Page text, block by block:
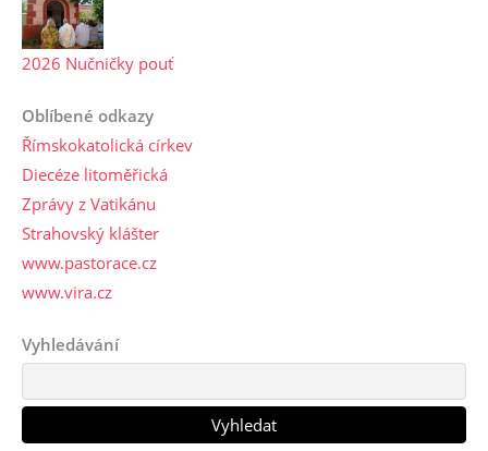
2026 Nučničky pouť
Oblíbené odkazy
Římskokatolická církev
Diecéze litoměřická
Zprávy z Vatikánu
Strahovský klášter
www.pastorace.cz
www.vira.cz
Vyhledávání